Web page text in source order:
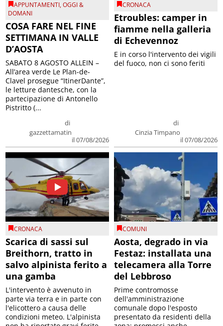
APPUNTAMENTI,OGGI &
DOMANI
COSA FARE NEL FINE
SETTIMANA IN VALLE
D’AOSTA
di
gazzettamatin
il 07/08/2026
SABATO 8 AGOSTO ALLEIN –
All’area verde Le Plan-de-
Clavel prosegue “ItinerDante”,
le letture dantesche, con la
partecipazione di Antonello
Pistritto (...
CRONACA
Etroubles: camper in
fiamme nella galleria
di Echevennoz
di
Cinzia Timpano
il 07/08/2026
E in corso l'intervento dei vigili
del fuoco, non ci sono feriti
CRONACA
Scarica di sassi sul
Breithorn, tratto in
salvo alpinista ferito a
una gamba
L'intervento è avvenuto in
parte via terra e in parte con
l'elicottero a causa delle
condizioni meteo. L'alpinista
COMUNI
Aosta, degrado in via
Festaz: installata una
telecamera alla Torre
del Lebbroso
Prime contromosse
dell'amministrazione
comunale dopo l'esposto
presentato da residenti della